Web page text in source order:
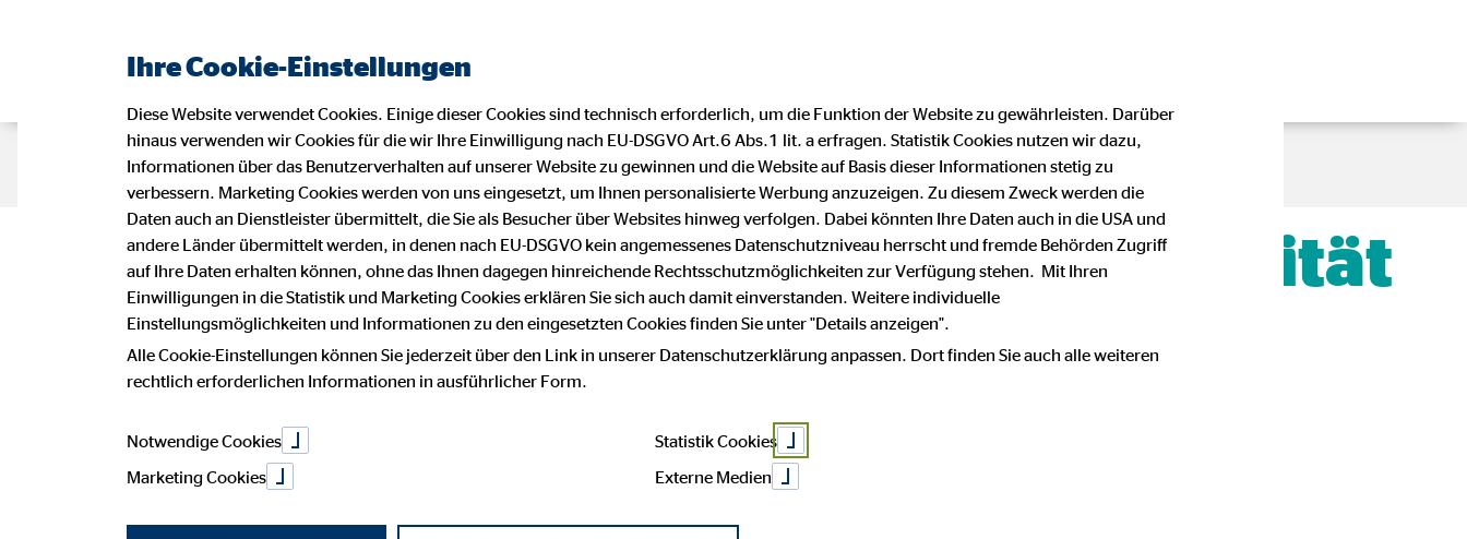
Beraterseite Karriere bei OVB Impressum Datenschutz
Deine Karriere mit Sicherheit, Flexibilität
und Teamgeist!
Suchst du einen Job, der Sicherheit,
Ihre Cookie-Einstellungen
Diese Website verwendet Cookies. Einige dieser Cookies sind technisch erforderlich, um die Funktion der Website zu gewährleisten. Darüber
hinaus verwenden wir Cookies für die wir Ihre Einwilligung nach EU-DSGVO Art.6 Abs.1 lit. a erfragen. Statistik Cookies nutzen wir dazu,
Informationen über das Benutzerverhalten auf unserer Website zu gewinnen und die Website auf Basis dieser Informationen stetig zu
verbessern. Marketing Cookies werden von uns eingesetzt, um Ihnen personalisierte Werbung anzuzeigen. Zu diesem Zweck werden die
Daten auch an Dienstleister übermittelt, die Sie als Besucher über Websites hinweg verfolgen. Dabei könnten Ihre Daten auch in die USA und
andere Länder übermittelt werden, in denen nach EU-DSGVO kein angemessenes Datenschutzniveau herrscht und fremde Behörden Zugriff
auf Ihre Daten erhalten können, ohne das Ihnen dagegen hinreichende Rechtsschutzmöglichkeiten zur Verfügung stehen. Mit Ihren
Einwilligungen in die Statistik und Marketing Cookies erklären Sie sich auch damit einverstanden. Weitere individuelle
Einstellungsmöglichkeiten und Informationen zu den eingesetzten Cookies finden Sie unter "Details anzeigen".
Alle Cookie-Einstellungen können Sie jederzeit über den Link in unserer Datenschutzerklärung anpassen. Dort finden Sie auch alle weiteren
rechtlich erforderlichen Informationen in ausführlicher Form.
Notwendige Cookies
Statistik Cookies
Marketing Cookies
Externe Medien